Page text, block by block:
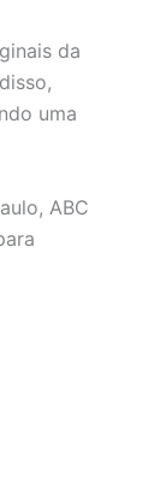
da
uma
ABC